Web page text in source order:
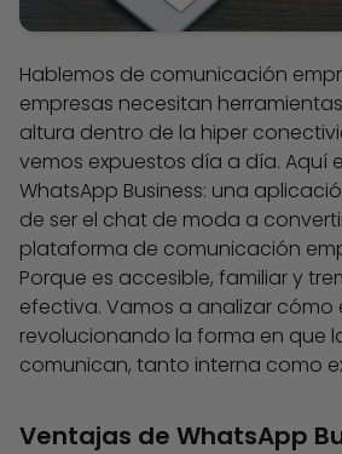
Hablemos de comunicación
empresas necesitan
altura dentro de la hiper
vemos expuestos día a día. Aquí
WhatsApp Business: una
de ser el chat de moda a
plataforma de comunicación
Porque es accesible, familiar y
efectiva. Vamos a analizar cómo
revolucionando la forma en que
comunican, tanto interna como
Ventajas de WhatsApp